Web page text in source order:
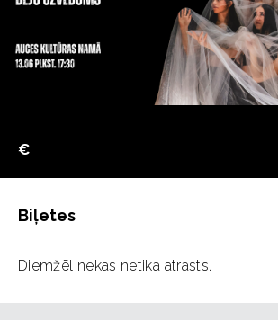
€
Biļetes
Diemžēl nekas netika atrasts.